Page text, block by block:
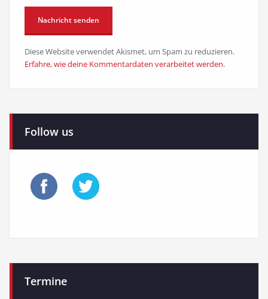
Diese Website verwendet Akismet, um Spam zu reduzieren.
Erfahre, wie deine Kommentardaten verarbeitet werden.
Follow us
Termine